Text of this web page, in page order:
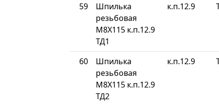
59
Шпилька
резьбовая
М8Х115 к.п.12.9
ТД1
к.п.12.9
60
Шпилька
резьбовая
М8Х115 к.п.12.9
ТД2
к.п.12.9